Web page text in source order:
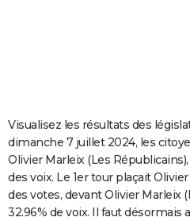
Carte de Noël
Carte Bonne année
Carte Saint-Valentin
Carte Pâques
Carte d'anniversaire
DICTIONNAIRE
Dictionnaire
Biographies
Citations
Expressions
Proverbes
PROGRAMME TV
COPAINS D'AVANT
Visualisez les résultats des
dimanche 7 juillet 2024, les
Olivier Marleix (Les
des voix. Le 1er tour plaçait
des votes, devant Olivier Marleix
32.96% de voix. Il faut désormais